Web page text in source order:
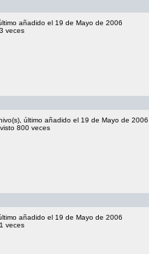
añadido el 19 de Mayo de 2006
veces
último añadido el 19 de Mayo de 2006
800 veces
añadido el 19 de Mayo de 2006
veces